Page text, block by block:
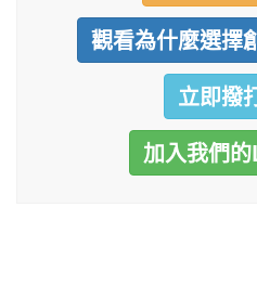
觀看為什麼選擇
立即撥
加入我們